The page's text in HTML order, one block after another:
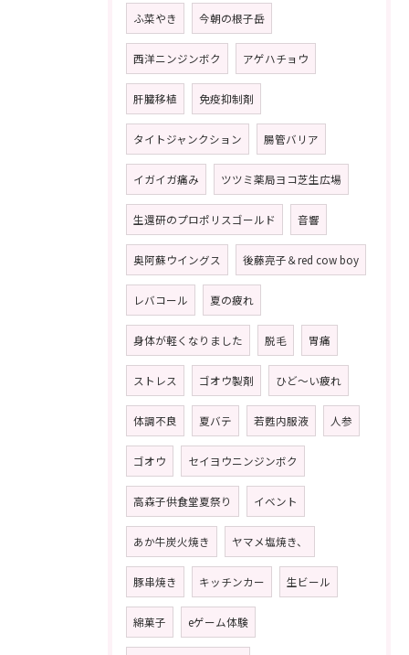
ふ菜やき 今朝の根子岳
西洋ニンジンボク アゲハチョウ
肝臓移植 免疫抑制剤
タイトジャンクション 腸管バリア
イガイガ痛み ツツミ薬局ヨコ芝生広場
生還研のプロポリスゴールド 音響
奥阿蘇ウイングス 後藤亮子＆red cow boy
レバコール 夏の疲れ
身体が軽くなりました 脱毛 胃痛
ストレス ゴオウ製剤 ひど〜い疲れ
体調不良 夏バテ 若甦内服液 人参
ゴオウ セイヨウニンジンボク
高森子供食堂夏祭り イベント
あか牛炭火焼き ヤマメ塩焼き、
豚串焼き キッチンカー 生ビール
綿菓子 eゲーム体験